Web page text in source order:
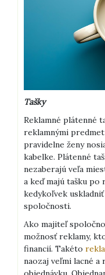
Tašky
Reklamné plátenné
reklamnými
pravidelne ženy
kabelke. Plátenné
nezaberajú veľa
a keď majú tašku po
kedykoľvek
spoločnosti.
Ako majiteľ
možnosť reklamy,
financií. Takéto
naozaj veľmi lacné